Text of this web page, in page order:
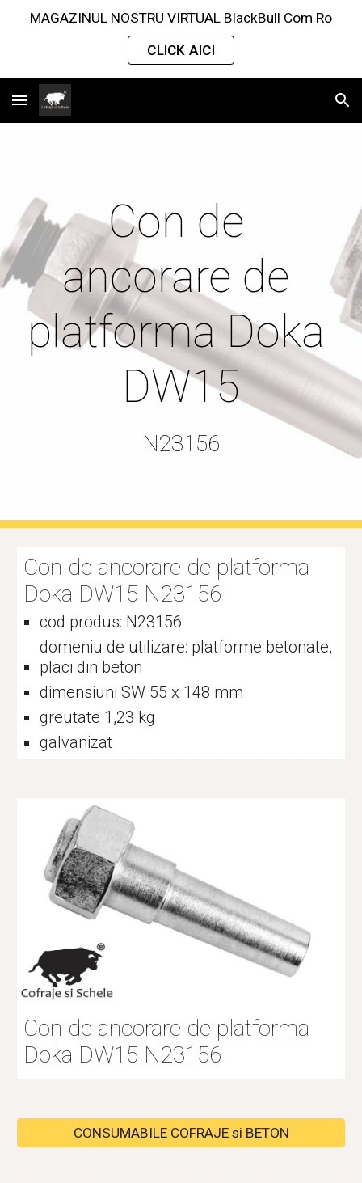
MAGAZINUL NOSTRU VIRTUAL BlackBull Com Ro
CLICK AICI
Con de
ancorare de
platforma Doka
DW15
N23156
Con de ancorare de platforma
Doka DW15 N23156
cod produs: N23156
domeniu de utilizare: platforme betonate,
placi din beton
dimensiuni SW 55 x 148 mm
greutate 1,23 kg
galvanizat
Con de ancorare de platforma
Doka DW15 N23156
CONSUMABILE COFRAJE si BETON